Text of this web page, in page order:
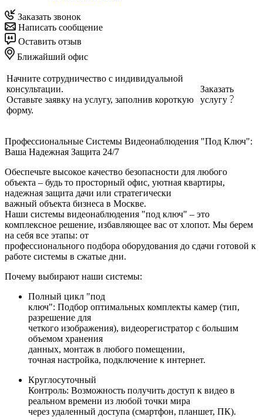
Заказать звонок
Написать сообщение
Оставить отзыв
Ближайший офис
Начните сотрудничество с индивидуальной
консультации.
Оставьте заявку на услугу, заполнив короткую
форму.
Заказать
услугу
Профессиональные Системы Видеонаблюдения "Под Ключ":
Ваша Надежная Защита 24/7
Обеспечьте высокое качество безопасности для любого
объекта – будь то просторный офис, уютная квартиры,
надежная защита дачи или стратегически
важный объекта бизнеса в Москве.
Наши системы видеонаблюдения "под ключ" – это
комплексное решение, избавляющее вас от хлопот. Мы берем
на себя все этапы: от
профессионального подбора оборудования до сдачи готовой к
работе системы в сжатые дни.
Почему выбирают наши системы:
Полный цикл "под
ключ": Подбор оптимальных комплекты камер (тип,
разрешение для
четкого изображения), видеорегистратор с большим
объемом хранения
данных, монтаж в любого помещении,
точная настройка, подключение к интернет.
Круглосуточный
Контроль: Возможность получить доступ к видео в
реальном времени из любой точки мира
через удаленный доступа (смартфон, планшет, ПК).